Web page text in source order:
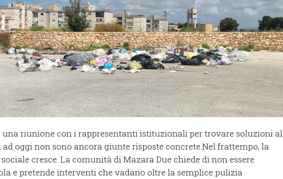
una riunione con i rappresentanti istituzionali per trovare soluzioni al
ad oggi non sono ancora giunte risposte concrete.Nel frattempo, la
cresce. La comunità di Mazara Due chiede di non essere
e pretende interventi che vadano oltre la semplice pulizia